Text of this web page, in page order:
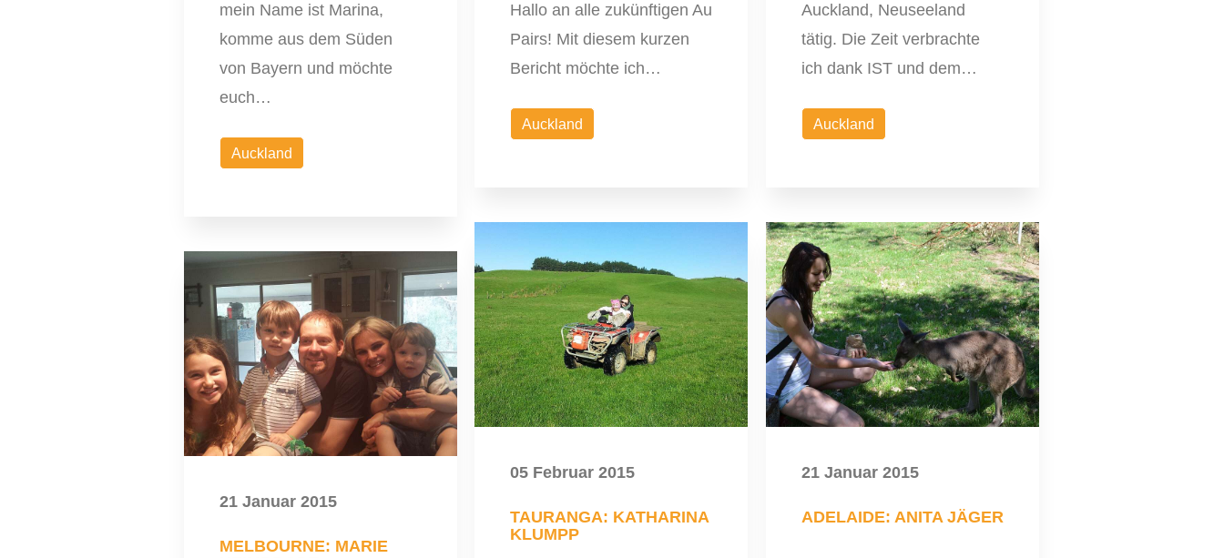
mein Name ist Marina,
komme aus dem Süden
von Bayern und möchte
euch…
Auckland
Hallo an alle zukünftigen Au
Pairs! Mit diesem kurzen
Bericht möchte ich…
Auckland
Auckland, Neuseeland
tätig. Die Zeit verbrachte
ich dank IST und dem…
Auckland
05 Februar 2015
TAURANGA: KATHARINA
KLUMPP
21 Januar 2015
ADELAIDE: ANITA JÄGER
21 Januar 2015
MELBOURNE: MARIE